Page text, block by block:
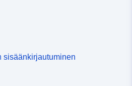
sisäänkirjautuminen